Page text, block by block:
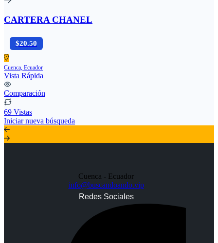
CARTERA CHANEL
$20.50
Cuenca, Ecuador
Vista Rápida
Comparación
69 Vistas
Iniciar nueva búsqueda
Cuenca - Ecuador
info@buscandoando.vip
Redes Sociales